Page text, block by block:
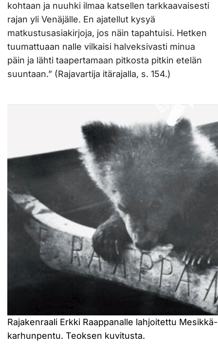
kohtaan ja nuuhki ilmaa katsellen tarkkaavaisesti
rajan yli Venäjälle. En ajatellut kysyä
matkustusasiakirjoja, jos näin tapahtuisi. Hetken
tuumattuaan nalle vilkaisi halveksivasti minua
päin ja lähti taapertamaan pitkosta pitkin etelän
suuntaan.” (Rajavartija itärajalla, s. 154.)
Rajakenraali Erkki Raappanalle lahjoitettu
karhunpentu. Teoksen kuvitusta.